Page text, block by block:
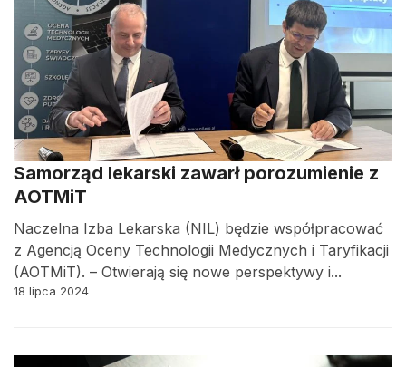
Samorząd lekarski zawarł porozumienie z
AOTMiT
Naczelna Izba Lekarska (NIL) będzie współpracować
z Agencją Oceny Technologii Medycznych i Taryfikacji
(AOTMiT). – Otwierają się nowe perspektywy i...
18 lipca 2024